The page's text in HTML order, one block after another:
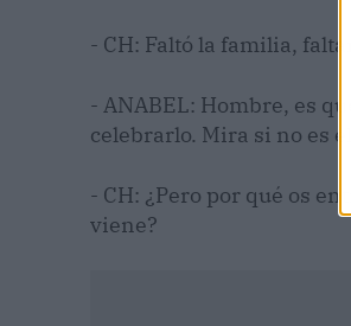
- CH: Faltó la familia,
- ANABEL: Hombre, es
celebrarlo. Mira si no es
- CH: ¿Pero por qué os
viene?